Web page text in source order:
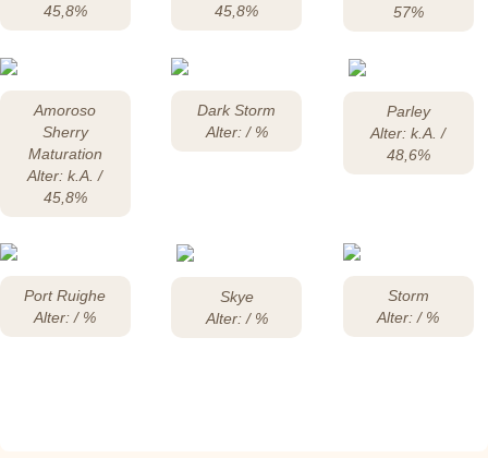
45,8%
45,8%
57%
Amoroso
Sherry
Maturation
Alter: k.A. /
45,8%
Dark Storm
Alter: / %
Parley
Alter: k.A. /
48,6%
Port Ruighe
Alter: / %
Skye
Alter: / %
Storm
Alter: / %